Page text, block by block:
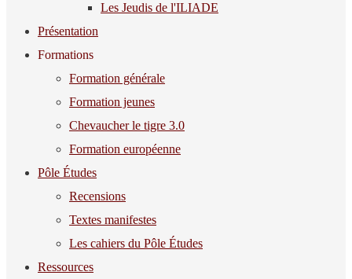
Les Jeudis de l'ILIADE
Présentation
Formations
Formation générale
Formation jeunes
Chevaucher le tigre 3.0
Formation européenne
Pôle Études
Recensions
Textes manifestes
Les cahiers du Pôle Études
Ressources